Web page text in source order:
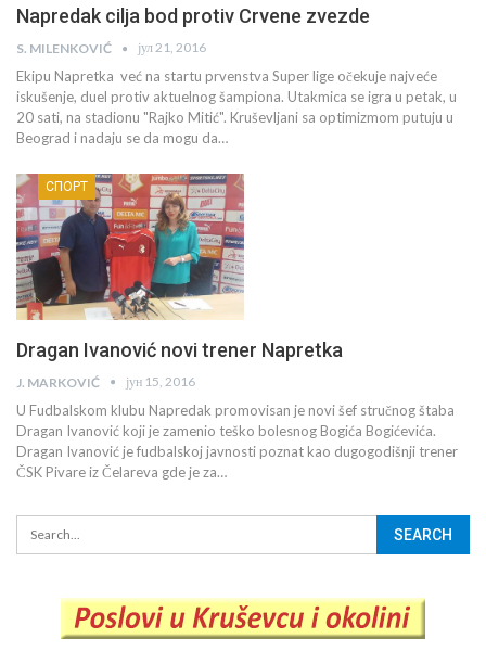
Napredak cilja bod protiv Crvene zvezde
S. MILENKOVIĆ јул 21, 2016
Ekipu Napretka već na startu prvenstva Super lige očekuje najveće
iskušenje, duel protiv aktuelnog šampiona. Utakmica se igra u petak, u
20 sati, na stadionu "Rajko Mitić". Kruševljani sa optimizmom putuju u
Beograd i nadaju se da mogu da…
СПОРТ
Dragan Ivanović novi trener Napretka
J. MARKOVIĆ јун 15, 2016
U Fudbalskom klubu Napredak promovisan je novi šef stručnog štaba
Dragan Ivanović koji je zamenio teško bolesnog Bogića Bogićevića.
Dragan Ivanović je fudbalskoj javnosti poznat kao dugogodišnji trener
ČSK Pivare iz Čelareva gde je za…